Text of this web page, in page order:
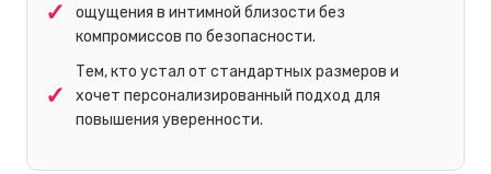
ощущения в интимной близости без
компромиссов по безопасности.
Тем, кто устал от стандартных размеров и
хочет персонализированный подход для
повышения уверенности.